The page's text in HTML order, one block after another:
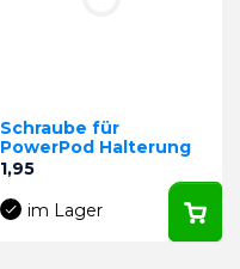
Schraube für
PowerPod Halterung
Preis
1,95
im Lager